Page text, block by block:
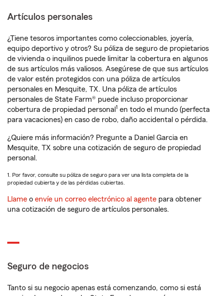
Artículos personales
¿Tiene tesoros importantes como coleccionables, joyería,
equipo deportivo y otros? Su póliza de seguro de propietarios
de vivienda o inquilinos puede limitar la cobertura en algunos
de sus artículos más valiosos. Asegúrese de que sus artículos
de valor estén protegidos con una póliza de artículos
personales en Mesquite, TX. Una póliza de artículos
personales de State Farm® puede incluso proporcionar
cobertura de propiedad personal 1 en todo el mundo (perfecta
para vacaciones) en caso de robo, daño accidental o pérdida.
¿Quiere más información? Pregunte a Daniel Garcia en
Mesquite, TX sobre una cotización de seguro de propiedad
personal.
1. Por favor, consulte su póliza de seguro para ver una lista completa de la
propiedad cubierta y de las pérdidas cubiertas.
Llame o envíe un correo electrónico al agente para obtener
una cotización de seguro de artículos personales.
Seguro de negocios
Tanto si su negocio apenas está comenzando, como si está